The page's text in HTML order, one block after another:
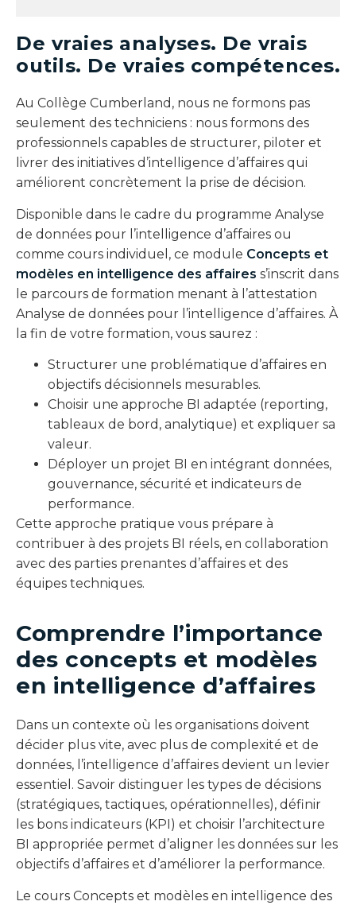
De vraies analyses. De vrais
outils. De vraies compétences.
Au Collège Cumberland, nous ne formons pas
seulement des techniciens : nous formons des
professionnels capables de structurer, piloter et
livrer des initiatives d’intelligence d’affaires qui
améliorent concrètement la prise de décision.
Disponible dans le cadre du programme Analyse
de données pour l’intelligence d’affaires ou
comme cours individuel, ce module Concepts et
modèles en intelligence des affaires s’inscrit dans
le parcours de formation menant à l’attestation
Analyse de données pour l’intelligence d’affaires. À
la fin de votre formation, vous saurez :
Structurer une problématique d’affaires en
objectifs décisionnels mesurables.
Choisir une approche BI adaptée (reporting,
tableaux de bord, analytique) et expliquer sa
valeur.
Déployer un projet BI en intégrant données,
gouvernance, sécurité et indicateurs de
performance.
Cette approche pratique vous prépare à
contribuer à des projets BI réels, en collaboration
avec des parties prenantes d’affaires et des
équipes techniques.
Comprendre l’importance
des concepts et modèles
en intelligence d’affaires
Dans un contexte où les organisations doivent
décider plus vite, avec plus de complexité et de
données, l’intelligence d’affaires devient un levier
essentiel. Savoir distinguer les types de décisions
(stratégiques, tactiques, opérationnelles), définir
les bons indicateurs (KPI) et choisir l’architecture
BI appropriée permet d’aligner les données sur les
objectifs d’affaires et d’améliorer la performance.
Le cours Concepts et modèles en intelligence des